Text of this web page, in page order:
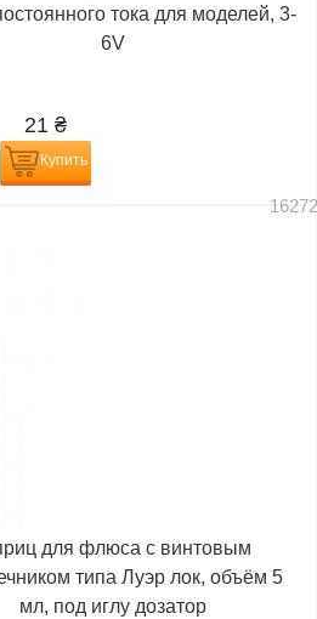
тока для моделей, 3-
6V
21 ₴
Купить
для флюса с винтовым
типа Луэр лок, объём 5
мл, под иглу дозатор